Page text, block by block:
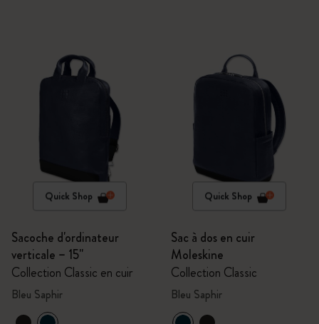
Quick Shop
Sacoche d'ordinateur
verticale – 15''
Collection Classic en cuir
Bleu Saphir
Quick Shop
Sac à dos en cuir
Moleskine
Collection Classic
Bleu Saphir